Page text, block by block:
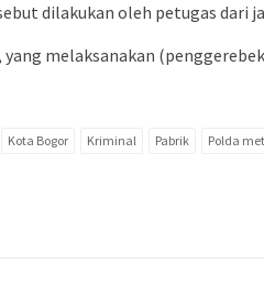
dilakukan oleh petugas dari
melaksanakan
Kota Bogor Kriminal Pabrik Polda